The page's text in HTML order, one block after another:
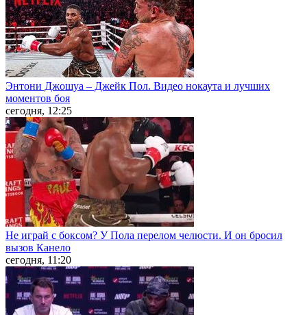
Энтони Джошуа – Джейк Пол. Видео нокаута и лучших
моментов боя
сегодня, 12:25
Не играй с боксом? У Пола перелом челюсти. И он бросил
вызов Канело
сегодня, 11:20